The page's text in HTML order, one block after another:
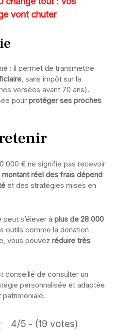
vont chuter
: il permet de transmettre
, sans impôt sur la
versées avant 70 ans).
pour protéger ses proches
000 € ne signifie pas recevoir
montant réel des frais dépend
et des stratégies mises en
s’élever à plus de 28 000
outils comme la donation
vous pouvez réduire très
conseillé de consulter un
personnalisée et adaptée
4/5 - (19 votes)